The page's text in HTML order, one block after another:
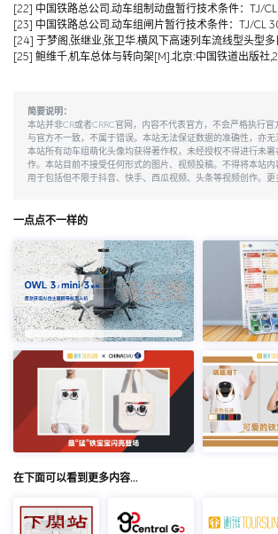
[22] 中国铁路总公司.动车组制动盘暂行技术条件：TJ/
[23] 中国铁路总公司.动车组闸片暂行技术条件：TJ/CL
[24] 于梦阁,张继业,张卫华.横风下高速列车流线型头型
[25] 鲍维千,机车总体与转向架[M].北京:中国铁道出版社
简要说明：
本站并非CR或者CRRC官网，内容不代表官方，不会严格执行
与官方不一致，不属于错误。本站无法保证数据的准确性，亦无
本站所有动车组萌化头像均获得著作权，未经授权不得进行未署
作。本站目前不接受任何形式的图片、视频投稿。不得将本站
用于包括但不限于抖音、快手、西瓜视频、头条等视频创作。更
一点点不一样的
在下面可以看到更多内容…